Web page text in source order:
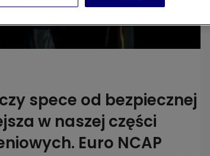
spece od bezpiecznej
w naszej części
Euro NCAP